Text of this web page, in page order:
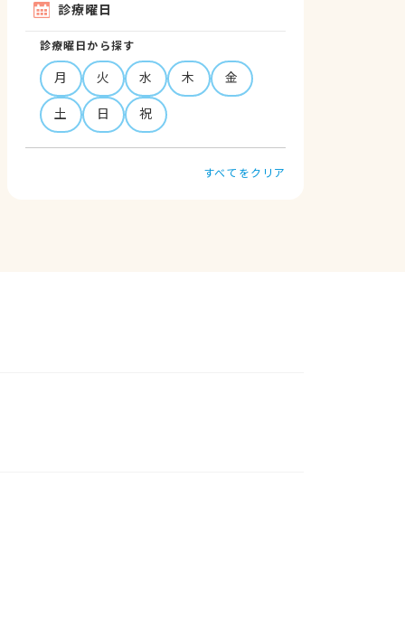
診療曜日
診療曜日から探す
月 火 水 木
金
土
日 祝
すべてをクリア